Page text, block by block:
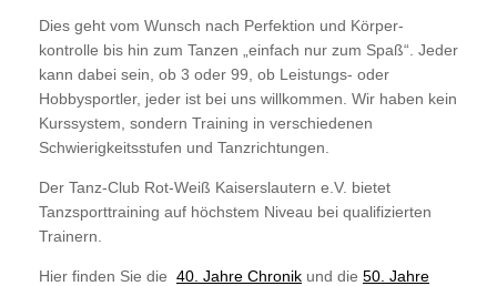
Dies geht vom Wunsch nach Perfektion und Körper-
kontrolle bis hin zum Tanzen „einfach nur zum Spaß“. Jeder
kann dabei sein, ob 3 oder 99, ob Leistungs- oder
Hobbysportler, jeder ist bei uns willkommen. Wir haben kein
Kurssystem, sondern Training in verschiedenen
Schwierigkeitsstufen und Tanzrichtungen.
Der Tanz-Club Rot-Weiß Kaiserslautern e.V. bietet
Tanzsporttraining auf höchstem Niveau bei qualifizierten
Trainern.
Hier finden Sie die 40. Jahre Chronik und die 50. Jahre